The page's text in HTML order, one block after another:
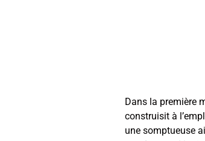
Dans la première
construisit à
une somptueuse